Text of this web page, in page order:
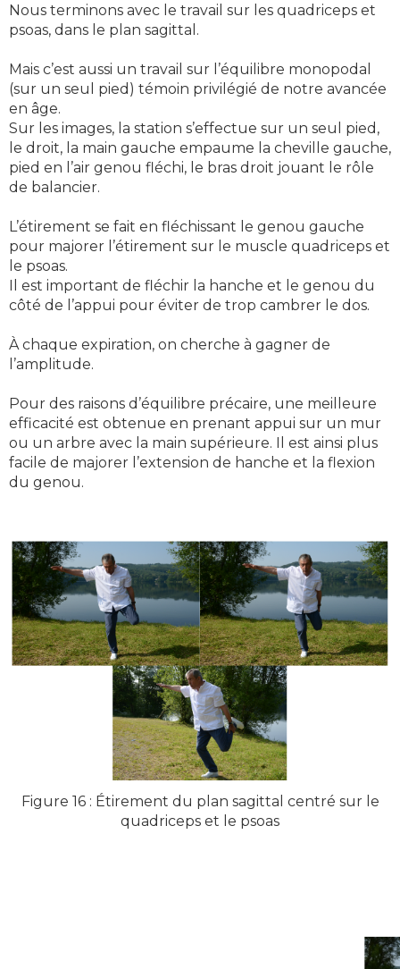
Nous terminons avec le travail sur les quadriceps et
psoas, dans le plan sagittal.
Mais c’est aussi un travail sur l’équilibre monopodal
(sur un seul pied) témoin privilégié de notre avancée
en âge.
Sur les images, la station s’effectue sur un seul pied,
le droit, la main gauche empaume la cheville gauche,
pied en l’air genou fléchi, le bras droit jouant le rôle
de balancier.
L’étirement se fait en fléchissant le genou gauche
pour majorer l’étirement sur le muscle quadriceps et
le psoas.
Il est important de fléchir la hanche et le genou du
côté de l’appui pour éviter de trop cambrer le dos.
À chaque expiration, on cherche à gagner de
l’amplitude.
Pour des raisons d’équilibre précaire, une meilleure
efficacité est obtenue en prenant appui sur un mur
ou un arbre avec la main supérieure. Il est ainsi plus
facile de majorer l’extension de hanche et la flexion
du genou.
Figure 16 : Étirement du plan sagittal centré sur le
quadriceps et le psoas